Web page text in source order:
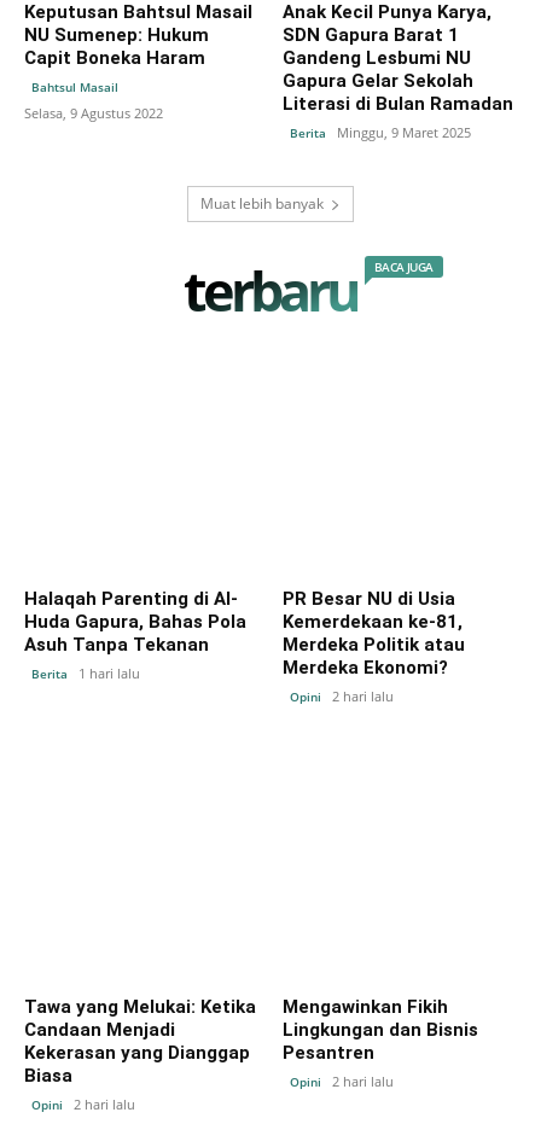
Keputusan Bahtsul Masail
NU Sumenep: Hukum
Capit Boneka Haram
Bahtsul Masail
Selasa, 9 Agustus 2022
Anak Kecil Punya Karya,
SDN Gapura Barat 1
Gandeng Lesbumi NU
Gapura Gelar Sekolah
Literasi di Bulan Ramadan
Berita Minggu, 9 Maret 2025
Muat lebih banyak
terbaru BACA JUGA
Halaqah Parenting di Al-
Huda Gapura, Bahas Pola
Asuh Tanpa Tekanan
Berita 1 hari lalu
PR Besar NU di Usia
Kemerdekaan ke-81,
Merdeka Politik atau
Merdeka Ekonomi?
Opini 2 hari lalu
Tawa yang Melukai: Ketika
Candaan Menjadi
Kekerasan yang Dianggap
Biasa
Opini 2 hari lalu
Mengawinkan Fikih
Lingkungan dan Bisnis
Pesantren
Opini 2 hari lalu